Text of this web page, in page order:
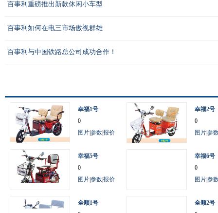
百事利重磅推出新款休闲小车型
百事利如何在电三市场傲视群雄
百事利与中国铁路总公司成功合作！
幸福1号
0
图片参数报价
幸福2号
0
图片参
幸福5号
0
图片参数报价
幸福6号
0
图片参
全顺1号
全顺2号